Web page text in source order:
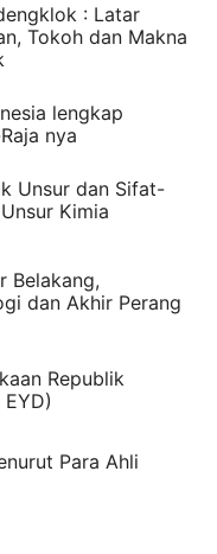
: Latar
Tokoh dan Makna
lengkap
nya
Unsur dan Sifat-
Kimia
Belakang,
dan Akhir Perang
Republik
Para Ahli